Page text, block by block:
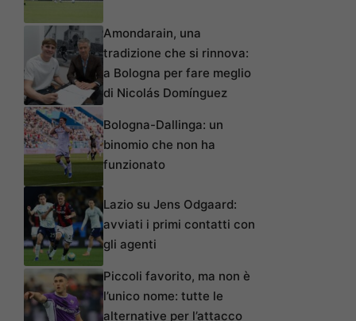
Amondarain, una
tradizione che si rinnova:
a Bologna per fare meglio
di Nicolás Domínguez
Bologna-Dallinga: un
binomio che non ha
funzionato
Lazio su Jens Odgaard:
avviati i primi contatti con
gli agenti
Piccoli favorito, ma non è
l’unico nome: tutte le
alternative per l’attacco